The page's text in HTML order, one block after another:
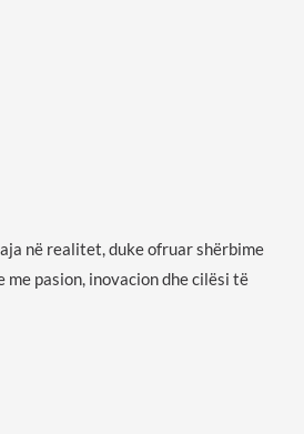
në realitet, duke ofruar shërbime
pasion, inovacion dhe cilësi të